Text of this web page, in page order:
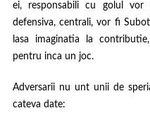
ei, responsabili cu golul vor
defensiva, centrali, vor fi
lasa imaginatia la
pentru inca un joc.
Adversarii nu unt unii de
cateva date: